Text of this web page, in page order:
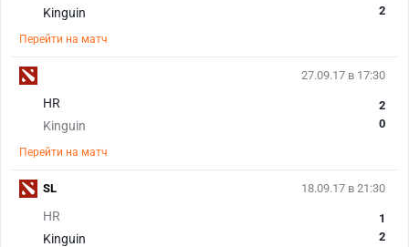
Kinguin
2
Перейти на матч
27.09.17 в 17:30
HR
Kinguin
2
0
Перейти на матч
18.09.17 в 21:30
HR
Kinguin
1
2
SL